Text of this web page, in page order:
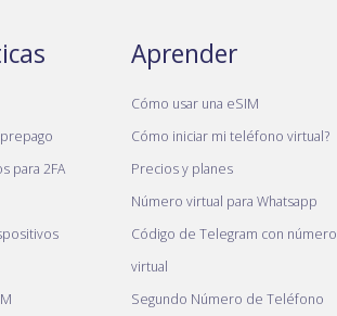
para 2FA
Aprender
Cómo usar una eSIM
Cómo iniciar mi teléfono virtual?
Precios y planes
Número virtual para Whatsapp
Código de Telegram con número
virtual
Segundo Número de Teléfono